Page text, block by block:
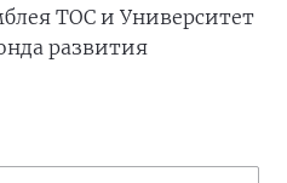
ТОС и Университет
развития